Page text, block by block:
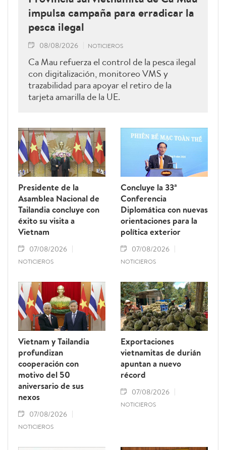
impulsa campaña para erradicar la
pesca ilegal
08/08/2026 NOTICIEROS
Ca Mau refuerza el control de la pesca ilegal
con digitalización, monitoreo VMS y
trazabilidad para apoyar el retiro de la
tarjeta amarilla de la UE.
Presidente de la
Asamblea Nacional de
Tailandia concluye con
éxito su visita a
Vietnam
07/08/2026
NOTICIEROS
Concluye la 33ª
Conferencia
Diplomática con nuevas
orientaciones para la
política exterior
07/08/2026
NOTICIEROS
Vietnam y Tailandia
profundizan
cooperación con
motivo del 50
aniversario de sus
nexos
07/08/2026
NOTICIEROS
Exportaciones
vietnamitas de durián
apuntan a nuevo
récord
07/08/2026
NOTICIEROS